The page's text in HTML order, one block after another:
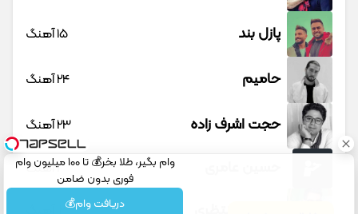
پازل بند 15 آهنگ
حامیم 24 آهنگ
حجت اشرف زاده 23 آهنگ
1 آهنگ
وام بگیر، طلا بخر💰 تا 100 میلیون وام
فوری بدون ضامن
دریافت وام💰